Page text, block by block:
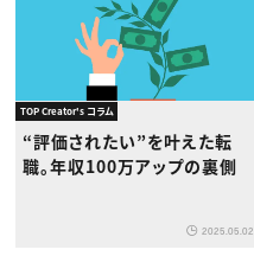
TOP Creator's コラム
“評価されたい”を叶えた転
職。年収100万アップの裏側
2025.05.02